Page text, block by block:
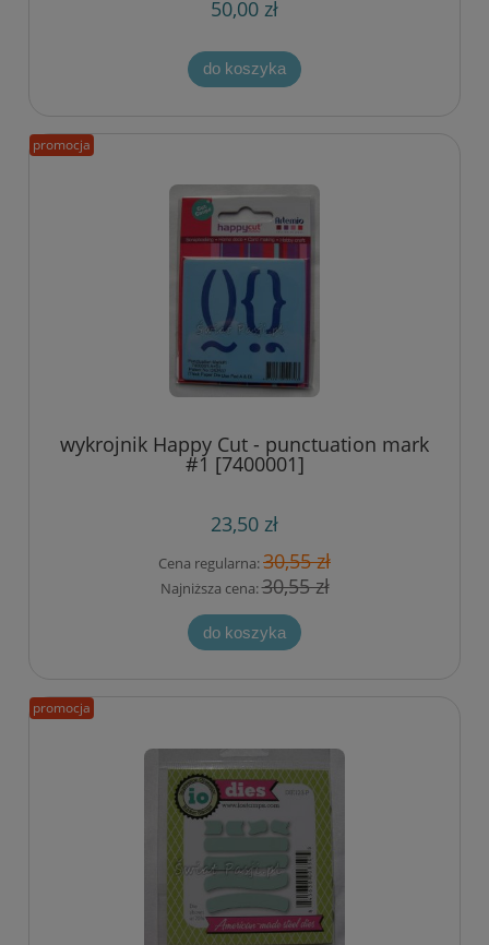
50,00 zł
do koszyka
wykrojnik Happy Cut - punctuation mark
#1 [7400001]
23,50 zł
Cena regularna:30,55 zł
Najniższa cena:30,55 zł
do koszyka
promocja
promocja